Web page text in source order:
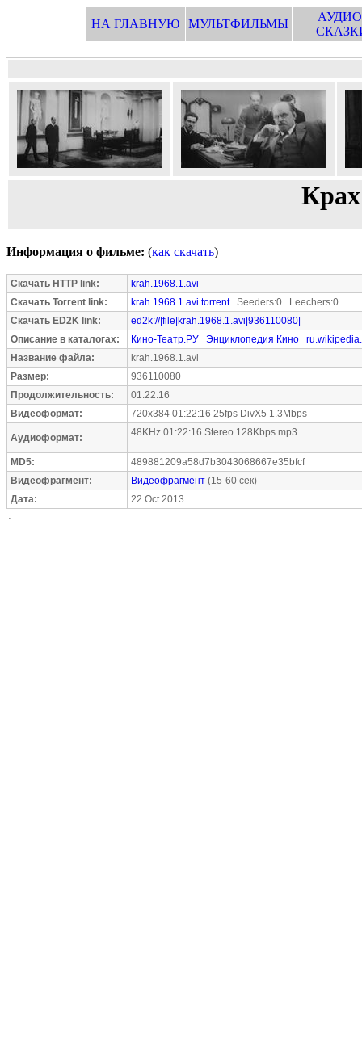
НА ГЛАВНУЮ МУЛЬТФИЛЬМЫ
Крах
Информация о фильме: (как скачать)
Скачать HTTP link:
krah.1968.1.avi
Скачать Torrent link:
krah.1968.1.avi.torrentSeeders:0 Leechers:0
Скачать ED2K link:
ed2k://|file|krah.1968.1.avi|936110080|
Описание в каталогах:
Кино-Театр.РУ Энциклопедия Кино
Название файла:
krah.1968.1.avi
Размер:
936110080
Продолжительность:
01:22:16
Видеоформат:
720x384 01:22:16 25fps DivX5 1.3Mbps
Аудиоформат: 48KHz 01:22:16 Stereo 128Kbps mp3
MD5:
489881209a58d7b3043068667e35bfcf
Видеофрагмент:
Видеофрагмент (15-60 сек)
Дата:
22 Oct 2013